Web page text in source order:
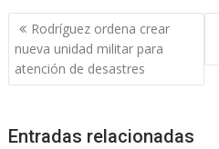
Navegación
de
entradas
Rodríguez ordena crear
nueva unidad militar para
atención de desastres
Entradas relacionadas